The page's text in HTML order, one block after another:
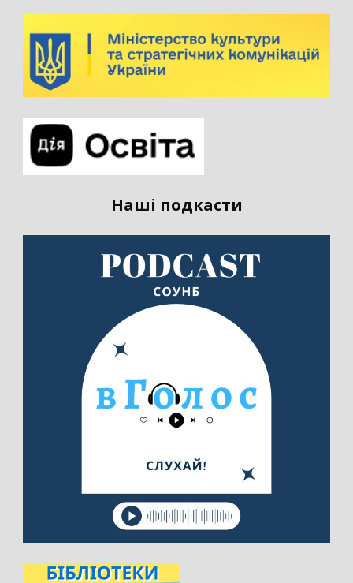
Наші подкасти